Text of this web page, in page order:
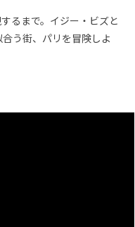
るまで。イジー・ビズと
う街、パリを冒険しよ